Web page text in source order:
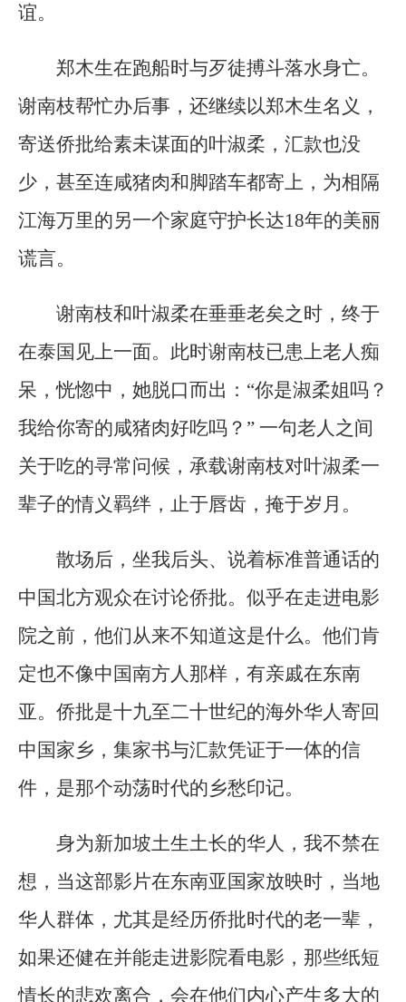
谊。
郑木生在跑船时与歹徒搏斗落水身亡。
谢南枝帮忙办后事，还继续以郑木生名义，
寄送侨批给素未谋面的叶淑柔，汇款也没
少，甚至连咸猪肉和脚踏车都寄上，为相隔
江海万里的另一个家庭守护长达18年的美丽
谎言。
谢南枝和叶淑柔在垂垂老矣之时，终于
在泰国见上一面。此时谢南枝已患上老人痴
呆，恍惚中，她脱口而出：“你是淑柔姐吗？
我给你寄的咸猪肉好吃吗？” 一句老人之间
关于吃的寻常问候，承载谢南枝对叶淑柔一
辈子的情义羁绊，止于唇齿，掩于岁月。
散场后，坐我后头、说着标准普通话的
中国北方观众在讨论侨批。似乎在走进电影
院之前，他们从来不知道这是什么。他们肯
定也不像中国南方人那样，有亲戚在东南
亚。侨批是十九至二十世纪的海外华人寄回
中国家乡，集家书与汇款凭证于一体的信
件，是那个动荡时代的乡愁印记。
身为新加坡土生土长的华人，我不禁在
想，当这部影片在东南亚国家放映时，当地
华人群体，尤其是经历侨批时代的老一辈，
如果还健在并能走进影院看电影，那些纸短
情长的悲欢离合，会在他们内心产生多大的